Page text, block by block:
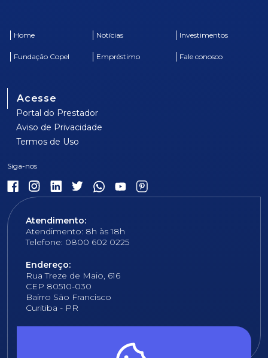
Home Notícias Investimentos
Fundação Copel Empréstimo Fale conosco
Acesse
Portal do Prestador
Aviso de Privacidade
Termos de Uso
Atendimento:
Atendimento: 8h às 18h
Telefone: 0800 602 0225
Endereço:
Rua Treze de Maio, 616
CEP 80510-030
Bairro São Francisco
Curitiba - PR